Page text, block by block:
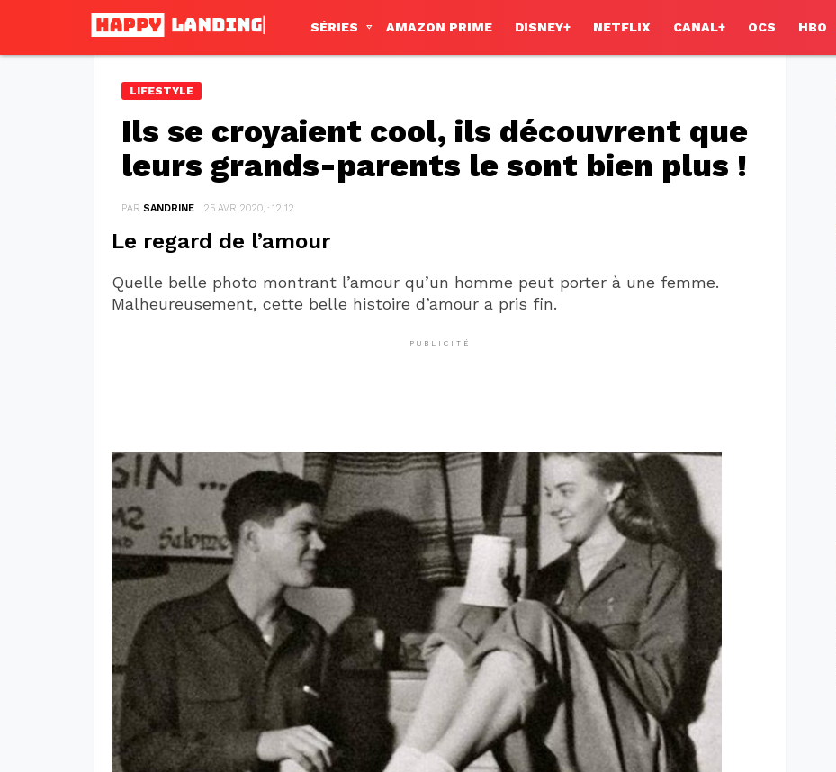
SÉRIES AMAZON PRIME DISNEY+ NETFLIX CANAL+ OCS HBO
LIFESTYLE
Ils se croyaient cool, ils découvrent que
leurs grands-parents le sont bien plus !
PAR SANDRINE 25 AVR 2020, · 12:12
Le regard de l’amour
Quelle belle photo montrant l’amour qu’un homme peut porter à une femme.
Malheureusement, cette belle histoire d’amour a pris fin.
PUBLICITÉ